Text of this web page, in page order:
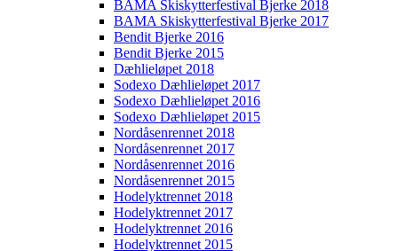
BAMA Skiskytterfestival Bjerke 2018
BAMA Skiskytterfestival Bjerke 2017
Bendit Bjerke 2016
Bendit Bjerke 2015
Dæhlieløpet 2018
Sodexo Dæhlieløpet 2017
Sodexo Dæhlieløpet 2016
Sodexo Dæhlieløpet 2015
Nordåsenrennet 2018
Nordåsenrennet 2017
Nordåsenrennet 2016
Nordåsenrennet 2015
Hodelyktrennet 2018
Hodelyktrennet 2017
Hodelyktrennet 2016
Hodelyktrennet 2015